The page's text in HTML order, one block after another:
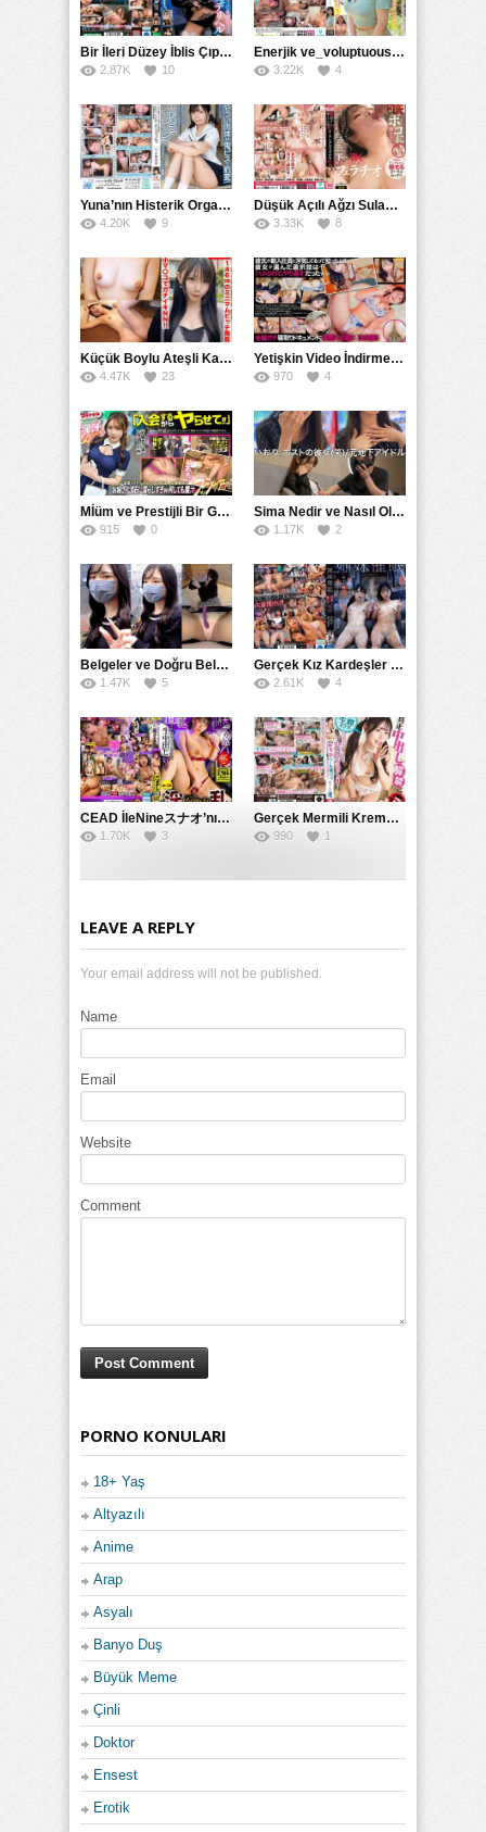
Bir İleri Düzey İblis Çıplak Teslimat Görevlisi, İnce Bedeni ve Şeytani Becerileriyle Sizi Sürekli BoşaltacakMDBK
2.87K 10
Enerjik ve_voluptuous Üniversite Kızının H Kupa Büyüklüğündeki Göğüsleri ve Çılgın Orgazmı
3.22K 4
Yuna’nın Histerik Orgazmı: Genç Kızın Savage Hareketlerle Ulaştığı Şiddetli Coşkuları
4.20K 9
Düşük Açılı Ağzı Sulama Teknikleri ve AGMX İlişkisi
3.33K 8
Küçük Boylu Ateşli Karakter: Nandinin Hassas Uçuklu Memeleri ve Sahneleri
4.47K 23
Yetişkin Video İndirme Siteleri Grubu: Şefkatli Patron ve Sekreterin Aşk Hikayesi: Prestijli Bir Son
970 4
Mİüm ve Prestijli Bir Gecenin Sırları: Gizemli Bir Kadın ve Mükemmel Bir Macera
915 0
Sima Nedir ve Nasıl Oluşur
1.17K 2
Belgeler ve Doğru Belgelendirmede DOCS’in Önemi
1.47K 5
Gerçek Kız Kardeşler hipnoz ve zihin kontrolü altında liebe阴茎 için yalvaran kızlar: Mısakı Nemıne Mına Hınano
2.61K 4
CEAD İleNineスナオ’nın Çılgın ve Seksüel Dünyası: Büyük Kalçalar ve Çılgın İlişkiler
1.70K 3
Gerçek Mermili Kremalı Pasta Büyük Dağıtımı, Ben Herkesin Özel Placesine Hizmet Eden En Üst Düzey Erotik Ürünler Günün Fırsatı
990 1
LEAVE A REPLY
Your email address will not be published.
Name
Email
Website
Comment
PORNO KONULARI
18+ Yaş
Altyazılı
Anime
Arap
Asyalı
Banyo Duş
Büyük Meme
Çinli
Doktor
Ensest
Erotik